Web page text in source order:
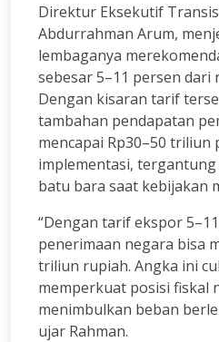
Direktur Eksekutif
Abdurrahman Arum,
lembaganya
sebesar 5–11 persen dari
Dengan kisaran tarif
tambahan pendapatan
mencapai Rp30–50
implementasi,
batu bara saat kebijakan
“Dengan tarif ekspor
penerimaan negara bisa
triliun rupiah. Angka ini
memperkuat posisi fiskal
menimbulkan beban
ujar Rahman.